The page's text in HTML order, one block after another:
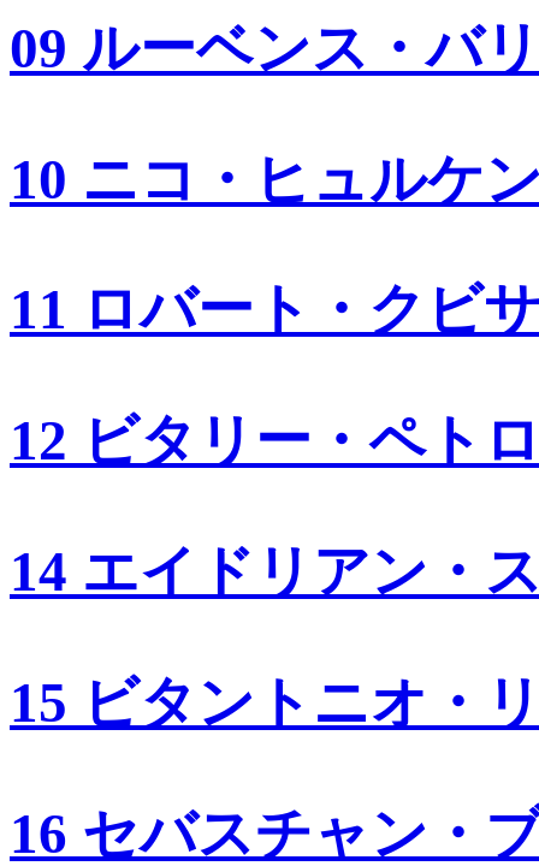
09 ルーベンス・バ
10 ニコ・ヒュルケ
11 ロバート・クビ
12 ビタリー・ペト
14 エイドリアン・
15 ビタントニオ・
16 セバスチャン・